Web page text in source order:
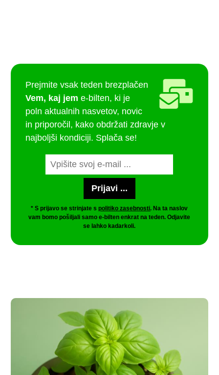
Prejmite vsak teden brezplačen
Vem, kaj jem e-bilten, ki je
poln aktualnih nasvetov, novic
in priporočil, kako obdržati zdravje v
najboljši kondiciji. Splača se!
* S prijavo se strinjate spolitiko zasebnosti. Na ta naslov
vam bomo pošiljali samo e-bilten enkrat na teden. Odjavite
se lahko kadarkoli.